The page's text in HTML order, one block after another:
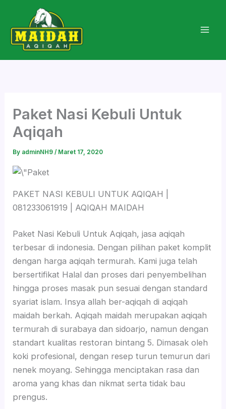
content
Paket Nasi Kebuli Untuk
Aqiqah
By adminNH9/ Maret 17, 2020
PAKET NASI KEBULI UNTUK AQIQAH |
081233061919 | AQIQAH MAIDAH
Paket Nasi Kebuli Untuk Aqiqah, jasa aqiqah
terbesar di indonesia. Dengan pilihan paket komplit
dengan harga aqiqah termurah. Kami juga telah
bersertifikat Halal dan proses dari penyembelihan
hingga proses masak pun sesuai dengan standard
syariat islam. Insya allah ber-aqiqah di aqiqah
maidah berkah. Aqiqah maidah merupakan aqiqah
termurah di surabaya dan sidoarjo, namun dengan
standart kualitas restoran bintang 5. Dimasak oleh
koki profesional, dengan resep turun temurun dari
nenek moyang. Sehingga menciptakan rasa dan
aroma yang khas dan nikmat serta tidak bau
prengus.